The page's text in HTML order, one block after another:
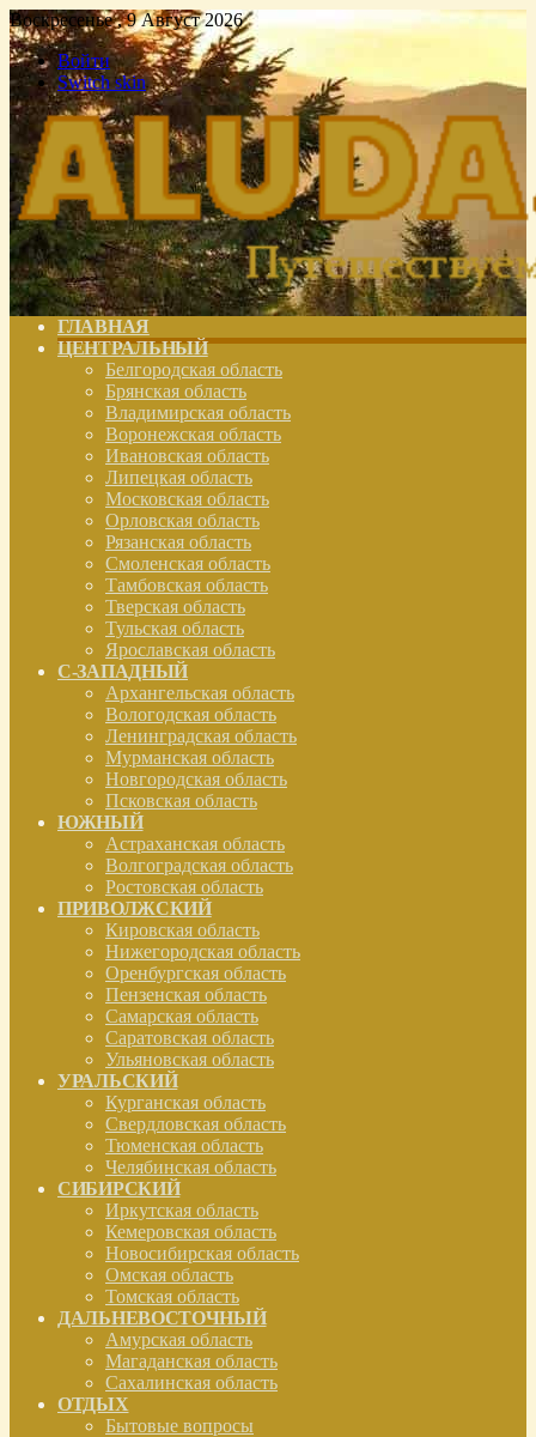
Воскресенье , 9 Август 2026
Войти
Switch skin
ГЛАВНАЯ
ЦЕНТРАЛЬНЫЙ
Белгородская область
Брянская область
Владимирская область
Воронежская область
Ивановская область
Липецкая область
Московская область
Орловская область
Рязанская область
Смоленская область
Тамбовская область
Тверская область
Тульская область
Ярославская область
С-ЗАПАДНЫЙ
Архангельская область
Вологодская область
Ленинградская область
Мурманская область
Новгородская область
Псковская область
ЮЖНЫЙ
Астраханская область
Волгоградская область
Ростовская область
ПРИВОЛЖСКИЙ
Кировская область
Нижегородская область
Оренбургская область
Пензенская область
Самарская область
Саратовская область
Ульяновская область
УРАЛЬСКИЙ
Курганская область
Свердловская область
Тюменская область
Челябинская область
СИБИРСКИЙ
Иркутская область
Кемеровская область
Новосибирская область
Омская область
Томская область
ДАЛЬНЕВОСТОЧНЫЙ
Амурская область
Магаданская область
Сахалинская область
ОТДЫХ
Бытовые вопросы